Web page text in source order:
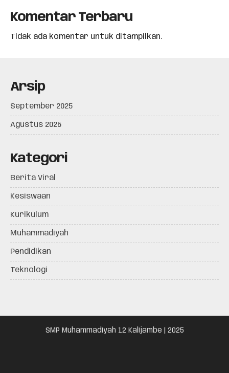
Komentar Terbaru
Tidak ada komentar untuk ditampilkan.
Arsip
September 2025
Agustus 2025
Kategori
Berita Viral
Kesiswaan
Kurikulum
Muhammadiyah
Pendidikan
Teknologi
SMP Muhammadiyah 12 Kalijambe | 2025